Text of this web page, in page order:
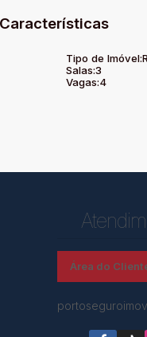
Características
Tipo de Imóvel:
Salas:3
Vagas:4
Área do